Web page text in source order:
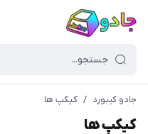
جادو کیبورد / کیکپ ها
کیکپ ها